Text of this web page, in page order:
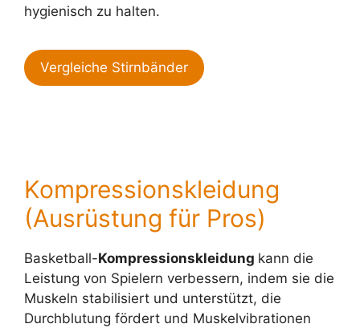
hygienisch zu halten.
Vergleiche Stirnbänder
Kompressionskleidung
(Ausrüstung für Pros)
Basketball-Kompressionskleidung kann die
Leistung von Spielern verbessern, indem sie die
Muskeln stabilisiert und unterstützt, die
Durchblutung fördert und Muskelvibrationen